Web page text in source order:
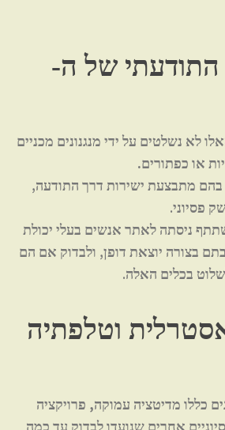
של ה-
לא נשלטים על ידי מנגנונים מכניים
או כפתורים.
מתבצעת ישירות דרך התודעה,
פסיוני.
ניסתה לאתר אנשים בעלי יכולת
בצורה יוצאת דופן, ולבדוק אם הם
בכלים האלה.
וטלפתיה
כללו מדיטציה עמוקה, פרויקציה